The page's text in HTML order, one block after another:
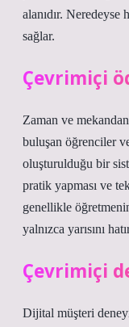
alanıdır.
sağlar.
Çevrimiçi
Zaman ve mekandan
buluşan öğrenciler
oluşturulduğu bir
pratik yapması ve
genellikle
yalnızca yarısını
Çevrimiçi
Dijital müşteri